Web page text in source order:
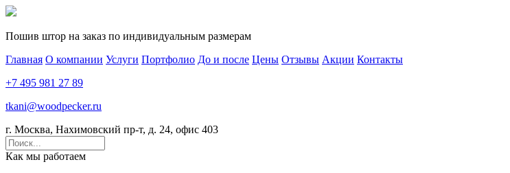
Пошив штор на заказ по индивидуальным размерам
Главная О компании Услуги Портфолио До и после Цены Отзывы Акции Контакты
+7 495 981 27 89
tkani@woodpecker.ru
г. Москва, Нахимовский пр-т, д. 24, офис 403
Как мы работаем